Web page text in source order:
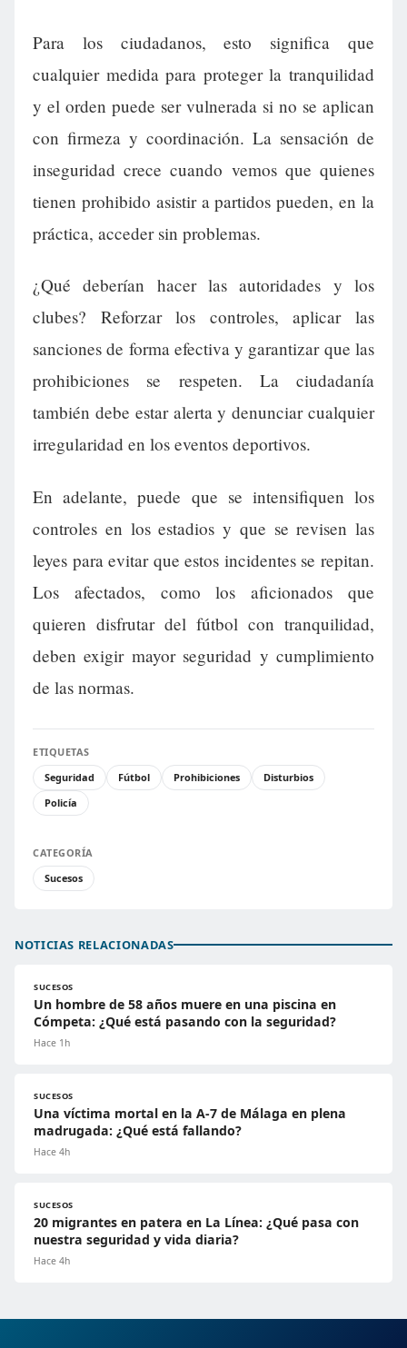
Para los ciudadanos, esto significa que
cualquier medida para proteger la tranquilidad
y el orden puede ser vulnerada si no se aplican
con firmeza y coordinación. La sensación de
inseguridad crece cuando vemos que quienes
tienen prohibido asistir a partidos pueden, en la
práctica, acceder sin problemas.
¿Qué deberían hacer las autoridades y los
clubes? Reforzar los controles, aplicar las
sanciones de forma efectiva y garantizar que las
prohibiciones se respeten. La ciudadanía
también debe estar alerta y denunciar cualquier
irregularidad en los eventos deportivos.
En adelante, puede que se intensifiquen los
controles en los estadios y que se revisen las
leyes para evitar que estos incidentes se repitan.
Los afectados, como los aficionados que
quieren disfrutar del fútbol con tranquilidad,
deben exigir mayor seguridad y cumplimiento
de las normas.
ETIQUETAS
Seguridad
Fútbol Prohibiciones
Disturbios
Policía
CATEGORÍA
Sucesos
NOTICIAS RELACIONADAS
SUCESOS
Un hombre de 58 años muere en una piscina en
Cómpeta: ¿Qué está pasando con la seguridad?
Hace 1h
SUCESOS
Una víctima mortal en la A-7 de Málaga en plena
madrugada: ¿Qué está fallando?
Hace 4h
SUCESOS
20 migrantes en patera en La Línea: ¿Qué pasa con
nuestra seguridad y vida diaria?
Hace 4h